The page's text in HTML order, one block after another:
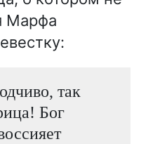
Марфа
так
Бог